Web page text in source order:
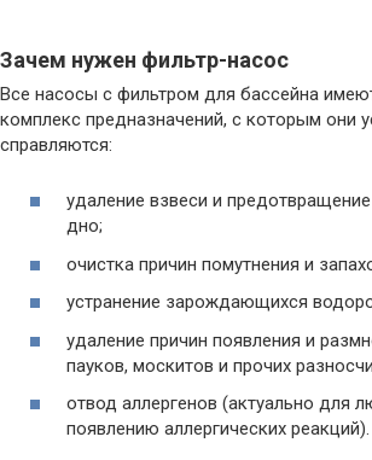
Зачем нужен фильтр-насос
Все насосы с фильтром для бассейна
комплекс предназначений, с которым они
справляются:
удаление взвеси и
дно;
очистка причин помутнения и
устранение зарождающихся
удаление причин появления и
пауков, москитов и прочих
отвод аллергенов (актуально для
появлению аллергических реакций).